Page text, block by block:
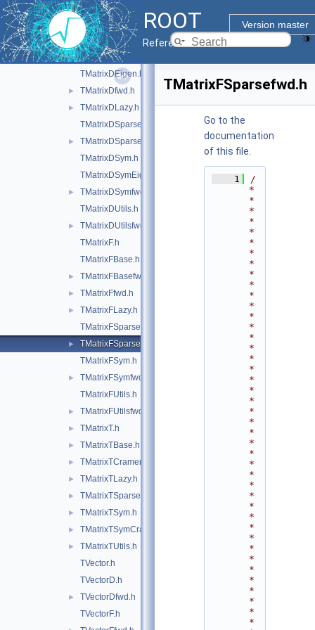
ROOT
Version master
Reference Guide
► TMatrix.h
TMatrixD.h
TMatrixDBase.h
► TMatrixDBasefwd.h
TMatrixDEigen.h
► TMatrixDfwd.h
►
TMatrixDLazy.h
TMatrixDSparse.h
►
TMatrixDSparsefwd.h
TMatrixDSym.h
TMatrixDSymEigen.h
►
TMatrixDSymfwd.h
TMatrixDUtils.h
►
TMatrixDUtilsfwd.h
TMatrixF.h
TMatrixFBase.h
► TMatrixFBasefwd.h
► TMatrixFfwd.h
►
TMatrixFLazy.h
TMatrixFSparse.h
►
TMatrixFSparsefwd.h
TMatrixFSym.h
►
TMatrixFSymfwd.h
TMatrixFUtils.h
► TMatrixFUtilsfwd.h
► TMatrixT.h
► TMatrixTBase.h
► TMatrixTCramerInv.h
► TMatrixTLazy.h
► TMatrixTSparse.h
► TMatrixTSym.h
► TMatrixTSymCramerInv.h
►
TMatrixTUtils.h
TVector.h
TVectorD.h
►
TVectorDfwd.h
TVectorF.h
TMatrixFSparsefwd.h
Go to the
documentation
of this file.
    1
/
*
*
*
*
*
*
*
*
*
*
*
*
*
*
*
*
*
*
*
*
*
*
*
*
*
*
*
*
*
*
*
*
*
*
*
*
*
*
*
*
*
*